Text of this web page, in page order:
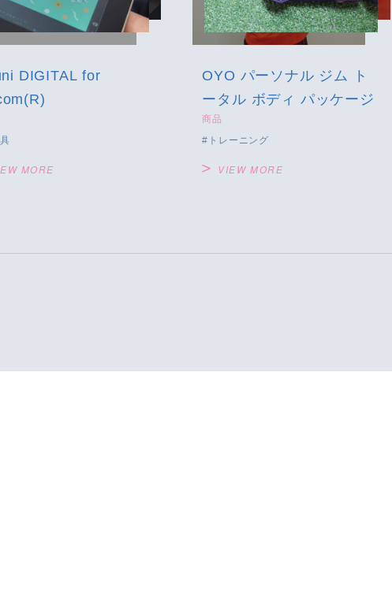
DIGITAL for
MORE
OYO パーソナル ジム ト
ータル ボディ パッケージ
商品
トレーニング
VIEW MORE